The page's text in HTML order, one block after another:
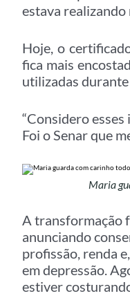
estava realizando
Hoje, o
fica mais
utilizadas
“Considero
Foi o Senar que
Maria
A transformação
anunciando
profissão, renda
em depressão.
estiver